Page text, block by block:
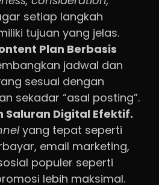
setiap langkah
tujuan yang jelas.
Plan Berbasis
jadwal dan
sesuai dengan
sekadar “asal posting”.
Saluran Digital Efektif.
yang tepat seperti
email marketing,
populer seperti
lebih maksimal.